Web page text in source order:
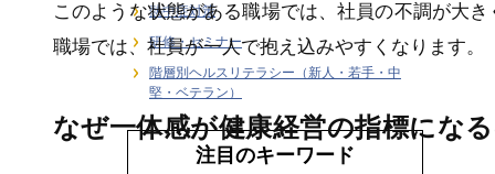
このような状態がある職場では、社員の不調が大
職場では、社員が一人で抱え込みやすくなります。
なぜ一体感が健康経営の指標にな
熱中症対策
研修・セミナー
階層別ヘルスリテラシー（新人・若手・中
堅・ベテラン）
注目のキーワード